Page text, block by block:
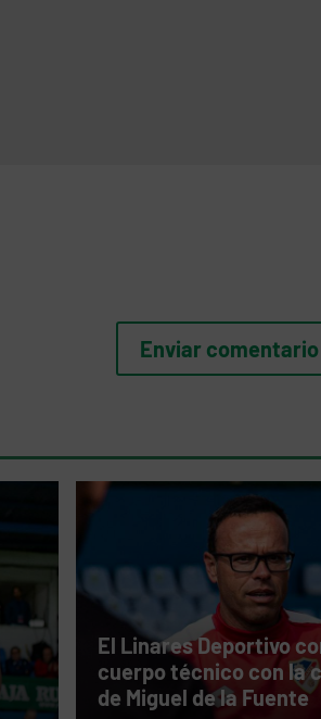
El Linares Deportivo
cuerpo técnico con la
de Miguel de la Fuente